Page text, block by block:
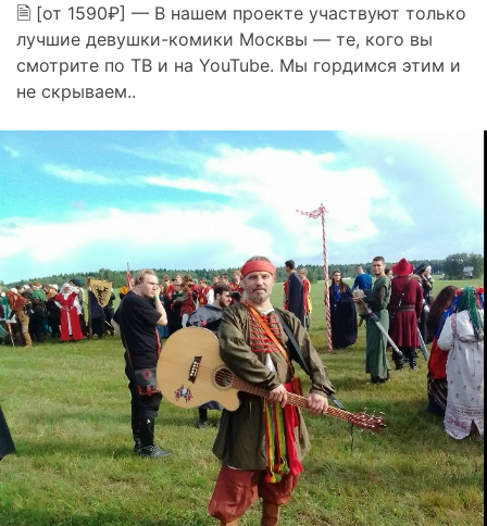
🗎 [от 1590₽] — В нашем проекте участвуют только
лучшие девушки-комики Москвы — те, кого вы
смотрите по ТВ и на YouTube. Мы гордимся этим и
не скрываем..